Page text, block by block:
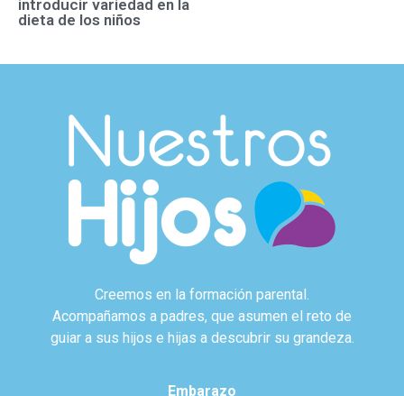
introducir variedad en la
dieta de los niños
Creemos en la formación parental.
Acompañamos a padres, que asumen el reto de
guiar a sus hijos e hijas a descubrir su grandeza.
Embarazo